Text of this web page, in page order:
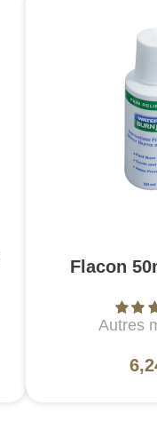
Flacon
Autres